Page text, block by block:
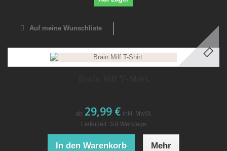
Auf meine Wunschliste
ab 29,99 € inkl. MwSt.
Lieferzeit: 3-8 Werktage
In den Warenkorb Mehr